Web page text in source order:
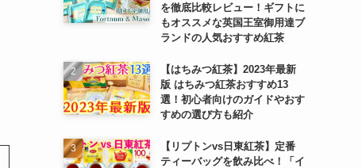
を徹底比較レビュー！ギフトに
もオススメな英国王室御用達ブ
ランドの人気おすすめ紅茶
【はちみつ紅茶】2023年最新
版 はちみつ紅茶おすすめ13
選！初心者向けのガイドやおす
すめの選び方も紹介
【リプトンvs日東紅茶】定番
ティーバッグを飲み比べ！「イ